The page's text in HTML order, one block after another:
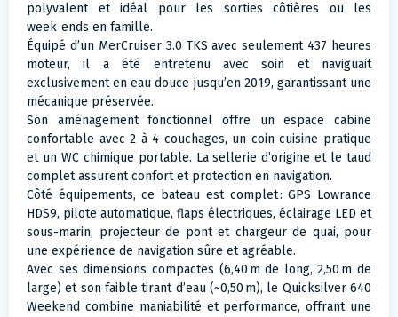
polyvalent et idéal pour les sorties côtières ou les
week‑ends en famille.
Équipé d’un MerCruiser 3.0 TKS avec seulement 437 heures
moteur, il a été entretenu avec soin et naviguait
exclusivement en eau douce jusqu’en 2019, garantissant une
mécanique préservée.
Son aménagement fonctionnel offre un espace cabine
confortable avec 2 à 4 couchages, un coin cuisine pratique
et un WC chimique portable. La sellerie d’origine et le taud
complet assurent confort et protection en navigation.
Côté équipements, ce bateau est complet : GPS Lowrance
HDS9, pilote automatique, flaps électriques, éclairage LED et
sous-marin, projecteur de pont et chargeur de quai, pour
une expérience de navigation sûre et agréable.
Avec ses dimensions compactes (6,40 m de long, 2,50 m de
large) et son faible tirant d’eau (~0,50 m), le Quicksilver 640
Weekend combine maniabilité et performance, offrant une